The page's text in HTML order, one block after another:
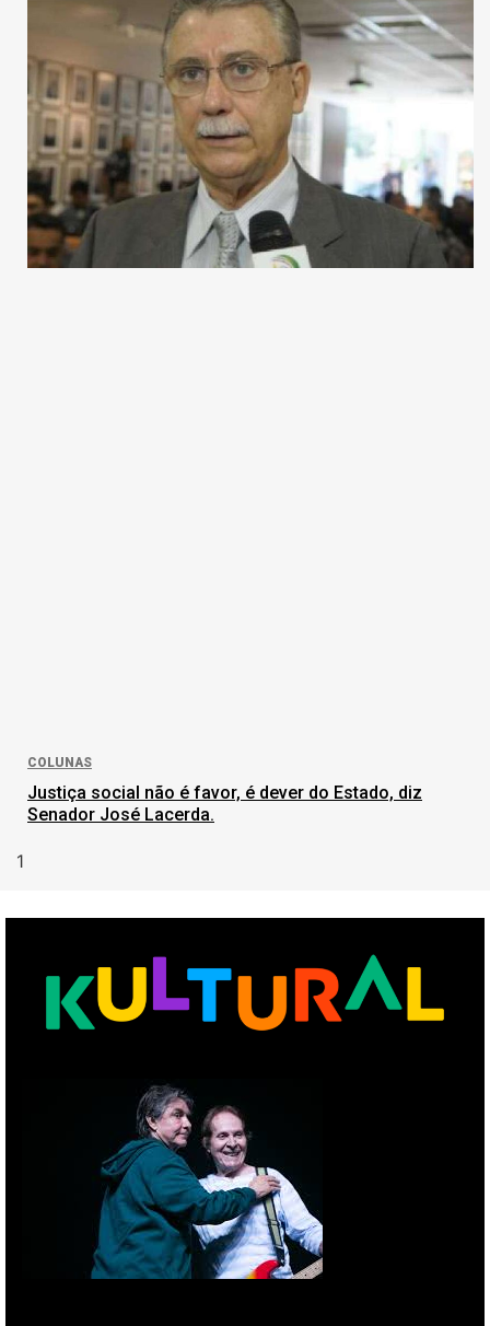
COLUNAS
Justiça social não é favor, é dever do Estado, diz
Senador José Lacerda.